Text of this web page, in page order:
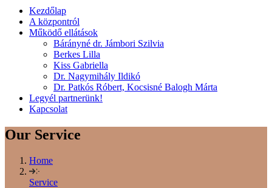
Kezdőlap
A központról
Működő ellátások
Bárányné dr. Jámbori Szilvia
Berkes Lilla
Kiss Gabriella
Dr. Nagymihály Ildikó
Dr. Patkós Róbert, Kocsisné Balogh Márta
Legyél partnerünk!
Kapcsolat
Our Service
Home
Service